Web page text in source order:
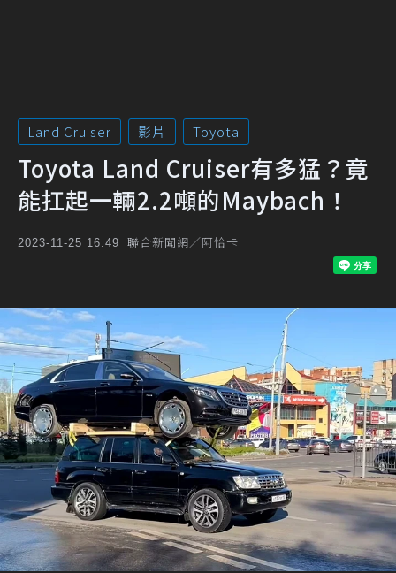
Land Cruiser 影片 Toyota
Toyota Land Cruiser有多猛？竟
能扛起一輛2.2噸的Maybach！
2023-11-25 16:49 聯合新聞網／阿恰卡